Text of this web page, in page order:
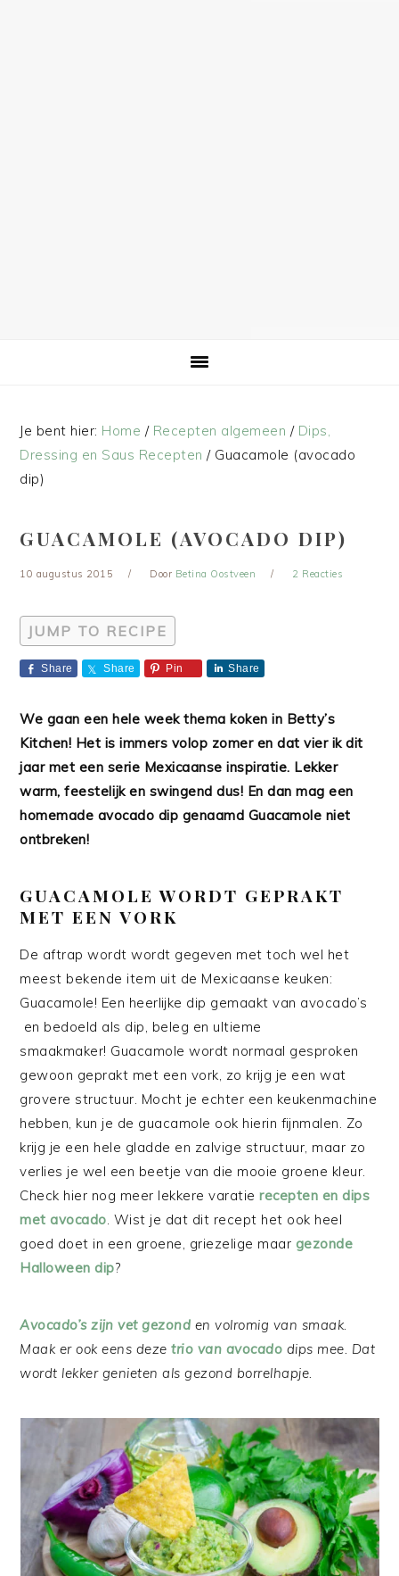
Je bent hier: Home / Recepten algemeen / Dips,
Dressing en Saus Recepten /Guacamole (avocado
dip)
GUACAMOLE (AVOCADO DIP)
10 augustus 2015 Door Betina Oostveen 2 Reacties
JUMP TO RECIPE
Share Share Pin Share
We gaan een hele week thema koken in Betty’s
Kitchen! Het is immers volop zomer en dat vier ik dit
jaar met een serie Mexicaanse inspiratie. Lekker
warm, feestelijk en swingend dus! En dan mag een
homemade avocado dip genaamd Guacamole niet
ontbreken!
GUACAMOLE WORDT GEPRAKT
MET EEN VORK
De aftrap wordt wordt gegeven met toch wel het
meest bekende item uit de Mexicaanse keuken:
Guacamole! Een heerlijke dip gemaakt van avocado’s
en bedoeld als dip, beleg en ultieme
smaakmaker! Guacamole wordt normaal gesproken
gewoon geprakt met een vork, zo krijg je een wat
grovere structuur. Mocht je echter een keukenmachine
hebben, kun je de guacamole ook hierin fijnmalen. Zo
krijg je een hele gladde en zalvige structuur, maar zo
verlies je wel een beetje van die mooie groene kleur.
Check hier nog meer lekkere varatierecepten en dips
met avocado. Wist je dat dit recept het ook heel
goed doet in een groene, griezelige maar gezonde
Halloween dip?
Avocado’s zijn vet gezond en volromig van smaak.
Maak er ook eens dezetrio van avocado dips mee. Dat
wordt lekker genieten als gezond borrelhapje.